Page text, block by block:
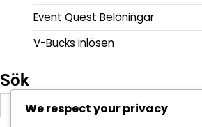
Event Quest Belöningar
V-Bucks inlösen
Sök
for:
We respect your privacy